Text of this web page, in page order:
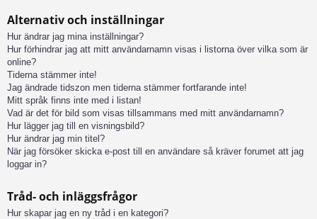
Alternativ och inställningar
Hur ändrar jag mina inställningar?
Hur förhindrar jag att mitt användarnamn visas i listorna över vilka som är
online?
Tiderna stämmer inte!
Jag ändrade tidszon men tiderna stämmer fortfarande inte!
Mitt språk finns inte med i listan!
Vad är det för bild som visas tillsammans med mitt användarnamn?
Hur lägger jag till en visningsbild?
Hur ändrar jag min titel?
När jag försöker skicka e-post till en användare så kräver forumet att jag
loggar in?
Tråd- och inläggsfrågor
Hur skapar jag en ny tråd i en kategori?